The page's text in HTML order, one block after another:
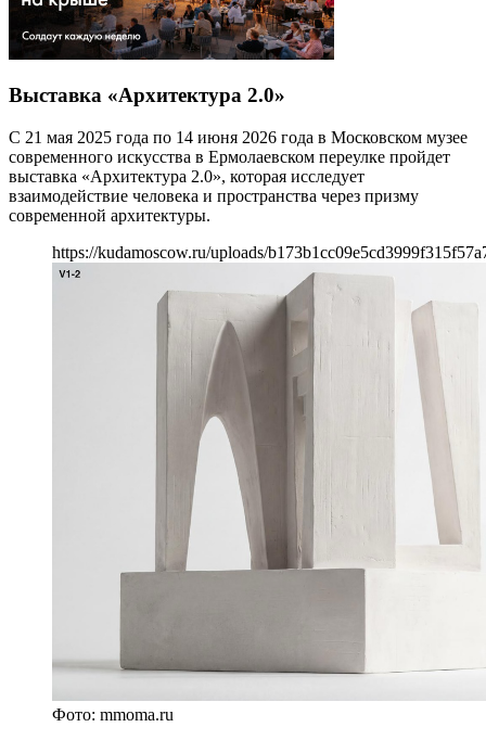
Выставка «Архитектура 2.0»
С 21 мая 2025 года по 14 июня 2026 года в Московском музее
современного искусства в Ермолаевском переулке пройдет
выставка «Архитектура 2.0», которая исследует
взаимодействие человека и пространства через призму
современной архитектуры.
https://kudamoscow.ru/uploads/
Фото: mmoma.ru